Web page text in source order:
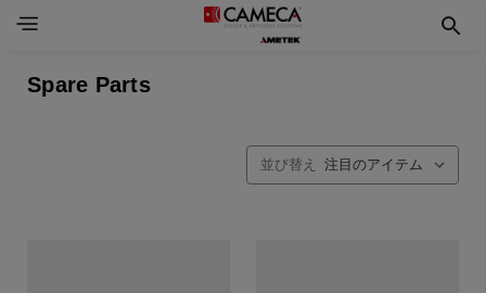
Spare Parts
並び替え